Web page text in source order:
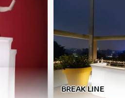
BREAK LINE